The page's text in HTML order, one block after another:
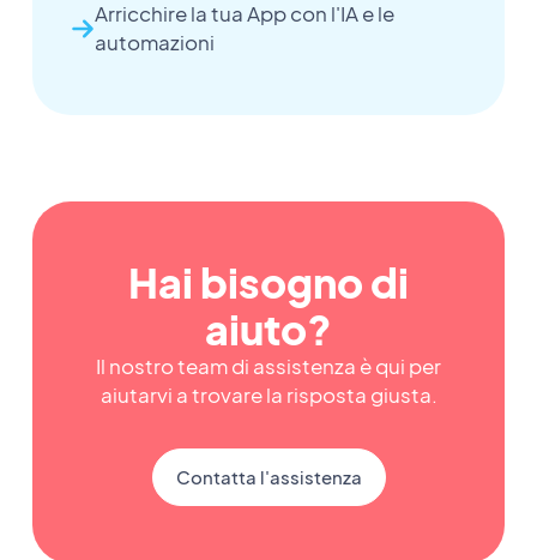
Arricchire la tua App con l'IA e le
automazioni
Hai bisogno di
aiuto?
Il nostro team di assistenza è qui per
aiutarvi a trovare la risposta giusta.
Contatta l'assistenza